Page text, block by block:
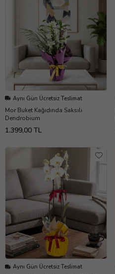
Aynı Gün Ücretsiz Teslimat
Mor Buket Kağıdında Saksılı
Dendrobium
1.399,00 TL
Aynı Gün Ücretsiz Teslimat